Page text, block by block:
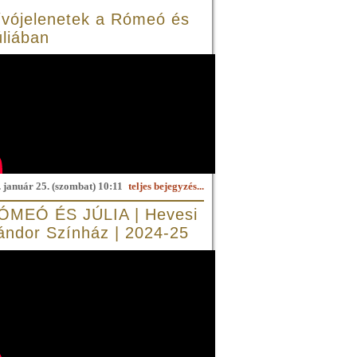
a Rómeó és
teljes bejegyzés...
január 25. (szombat) 10:11
ÉS JÚLIA | Hevesi
Színház | 2024-25